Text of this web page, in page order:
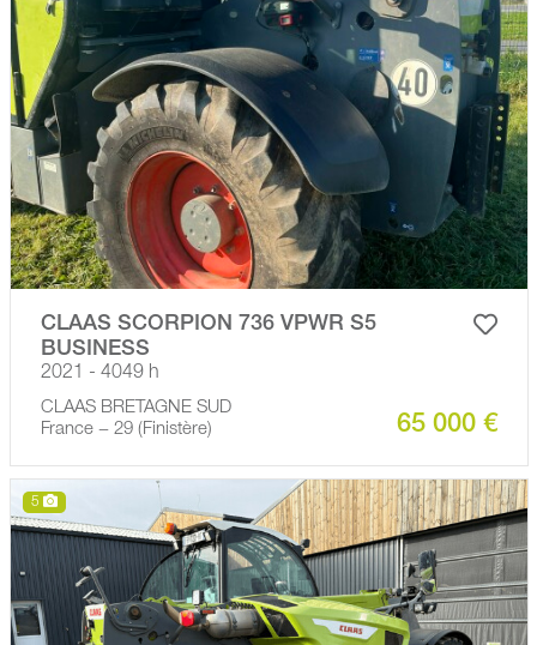
CLAAS SCORPION 736 VPWR S5
BUSINESS
2021 - 4049 h
CLAAS BRETAGNE SUD
France − 29 (Finistère)
65 000 €
5